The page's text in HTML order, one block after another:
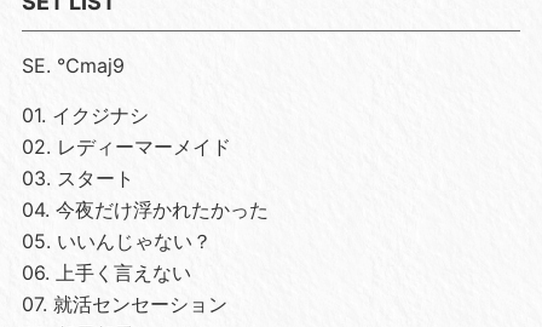
SE. ℃maj9
01. イクジナシ
02. レディーマーメイド
03. スタート
04. 今夜だけ浮かれたかった
05. いいんじゃない？
06. 上手く言えない
07. 就活センセーション